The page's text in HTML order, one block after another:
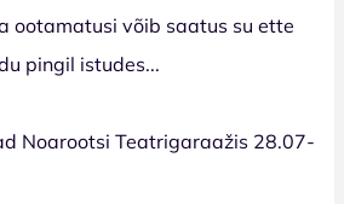
ootamatusi võib saatus su ette
pingil istudes...
Noarootsi Teatrigaraažis 28.07-